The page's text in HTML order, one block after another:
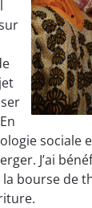
sociale
J’ai
bourse de